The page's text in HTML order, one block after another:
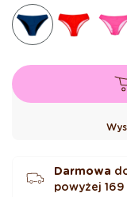
Darmowa
powyżej169